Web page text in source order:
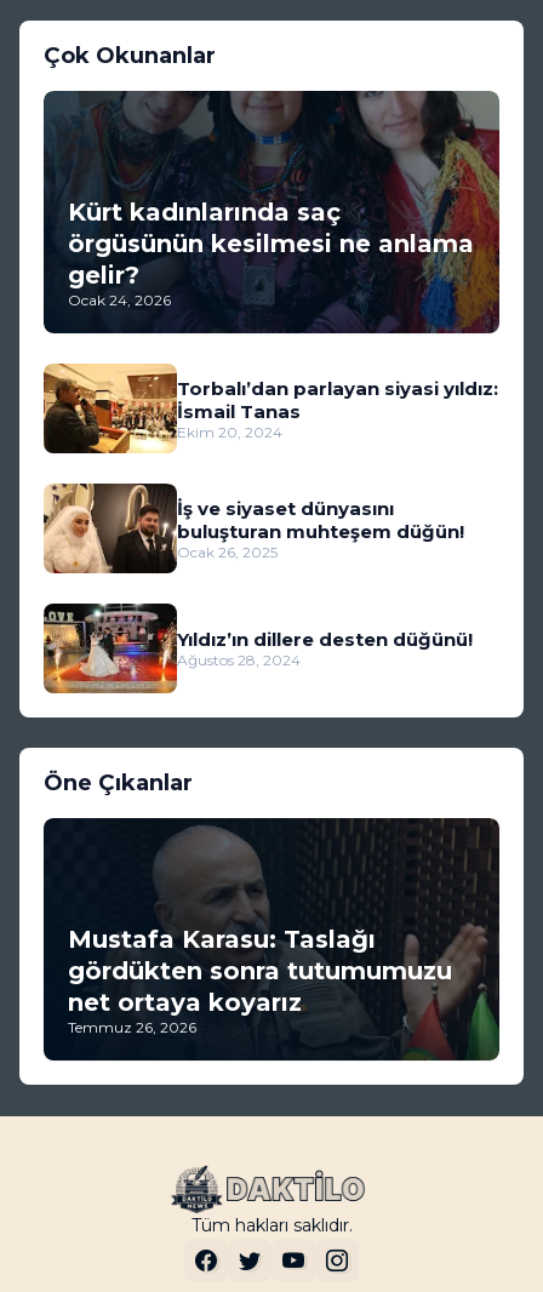
Çok Okunanlar
Kürt kadınlarında saç
örgüsünün kesilmesi ne anlama
gelir?
Ocak 24, 2026
Torbalı’dan parlayan siyasi yıldız:
İsmail Tanas
Ekim 20, 2024
İş ve siyaset dünyasını
buluşturan muhteşem düğün!
Ocak 26, 2025
Yıldız’ın dillere desten düğünü!
Ağustos 28, 2024
Öne Çıkanlar
Mustafa Karasu: Taslağı
gördükten sonra tutumumuzu
net ortaya koyarız
Temmuz 26, 2026
Tüm hakları saklıdır.